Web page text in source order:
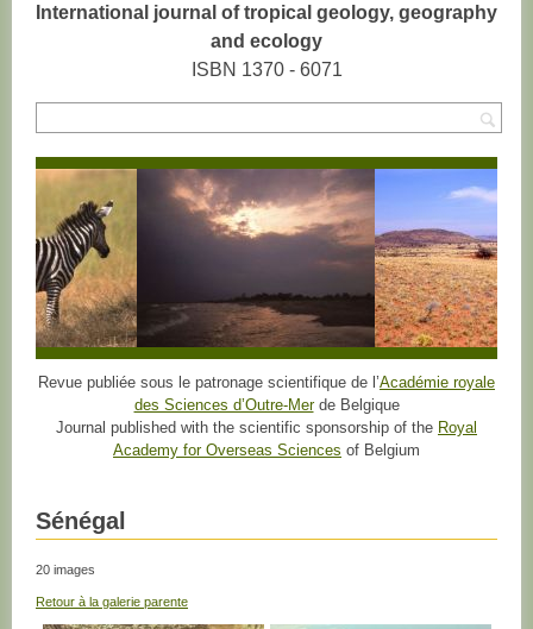
International journal of tropical geology, geography
and ecology
ISBN 1370 - 6071
Revue publiée sous le patronage scientifique de l’Académie royale
des Sciences d’Outre-Merde Belgique
Journal published with the scientific sponsorship of the Royal
Academy for Overseas Sciences of Belgium
Sénégal
20 images
Retour à la galerie parente